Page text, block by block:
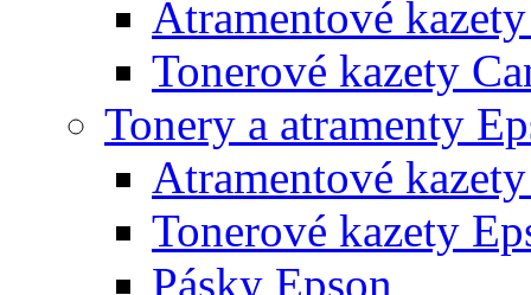
Atramentové
Tonerové kazety
Tonery a atramenty
Atramentové
Tonerové kazety
Pásky Epson